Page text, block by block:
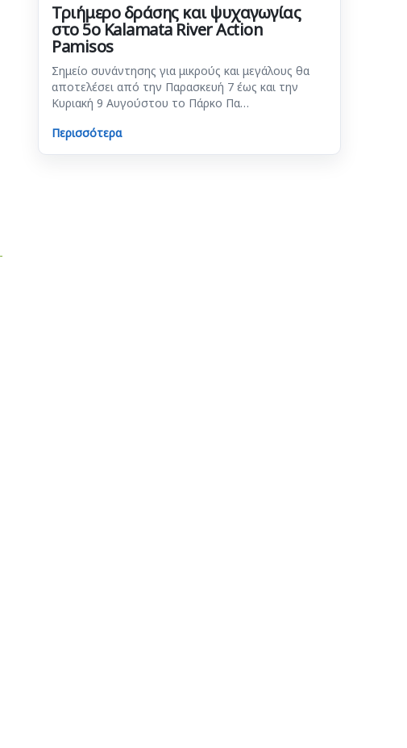
Τριήμερο δράσης και ψυχαγωγίας
στο 5ο Kalamata River Action
Pamisos
Σημείο συνάντησης για μικρούς και μεγάλους θα
αποτελέσει από την Παρασκευή 7 έως και την
Κυριακή 9 Αυγούστου το Πάρκο Πα…
Περισσότερα